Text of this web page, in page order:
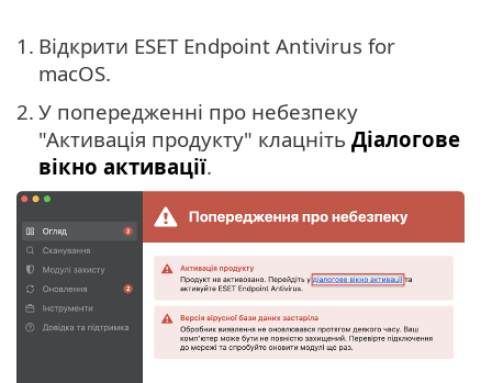
1. Відкрити ESET Endpoint Antivirus for
macOS.
2. У попередженні про небезпеку
"Активація продукту" клацніть Діалогове
вікно активації.